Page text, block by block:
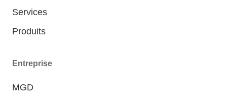
Services
Produits
Entreprise
MGD